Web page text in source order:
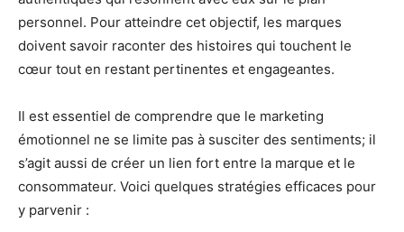
personnel. Pour atteindre cet objectif, les marques
doivent savoir raconter des histoires qui touchent le
cœur tout en restant pertinentes et engageantes.
Il est essentiel de comprendre que le marketing
émotionnel ne se limite pas à susciter des sentiments; il
s’agit aussi de créer un lien fort entre la marque et le
consommateur. Voici quelques stratégies efficaces pour
y parvenir :